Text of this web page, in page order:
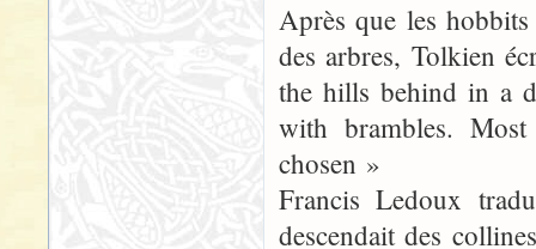
Après que les
des arbres, Tolkien
the hills behind in a
with brambles.
chosen »
Francis Ledoux
descendait des